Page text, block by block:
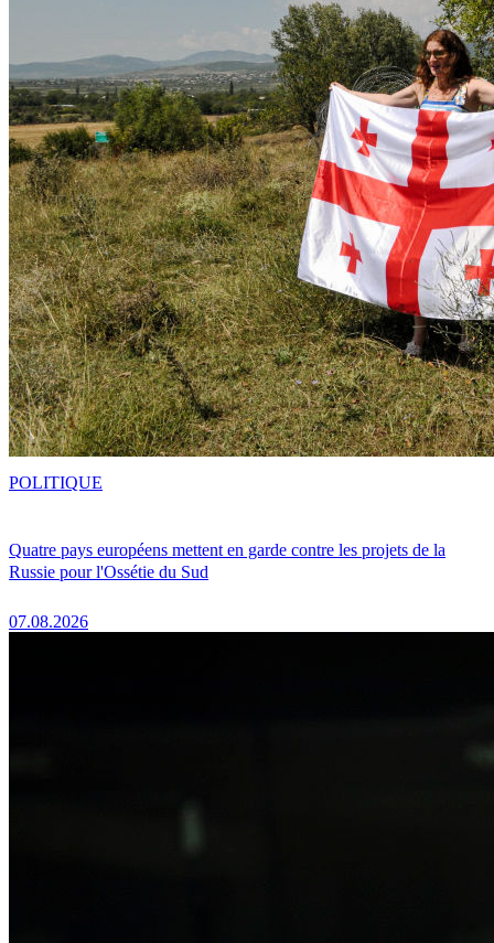
Quatre pays européens mettent en garde contre les projets de la
Russie pour l'Ossétie du Sud
07.08.2026
POLITIQUE